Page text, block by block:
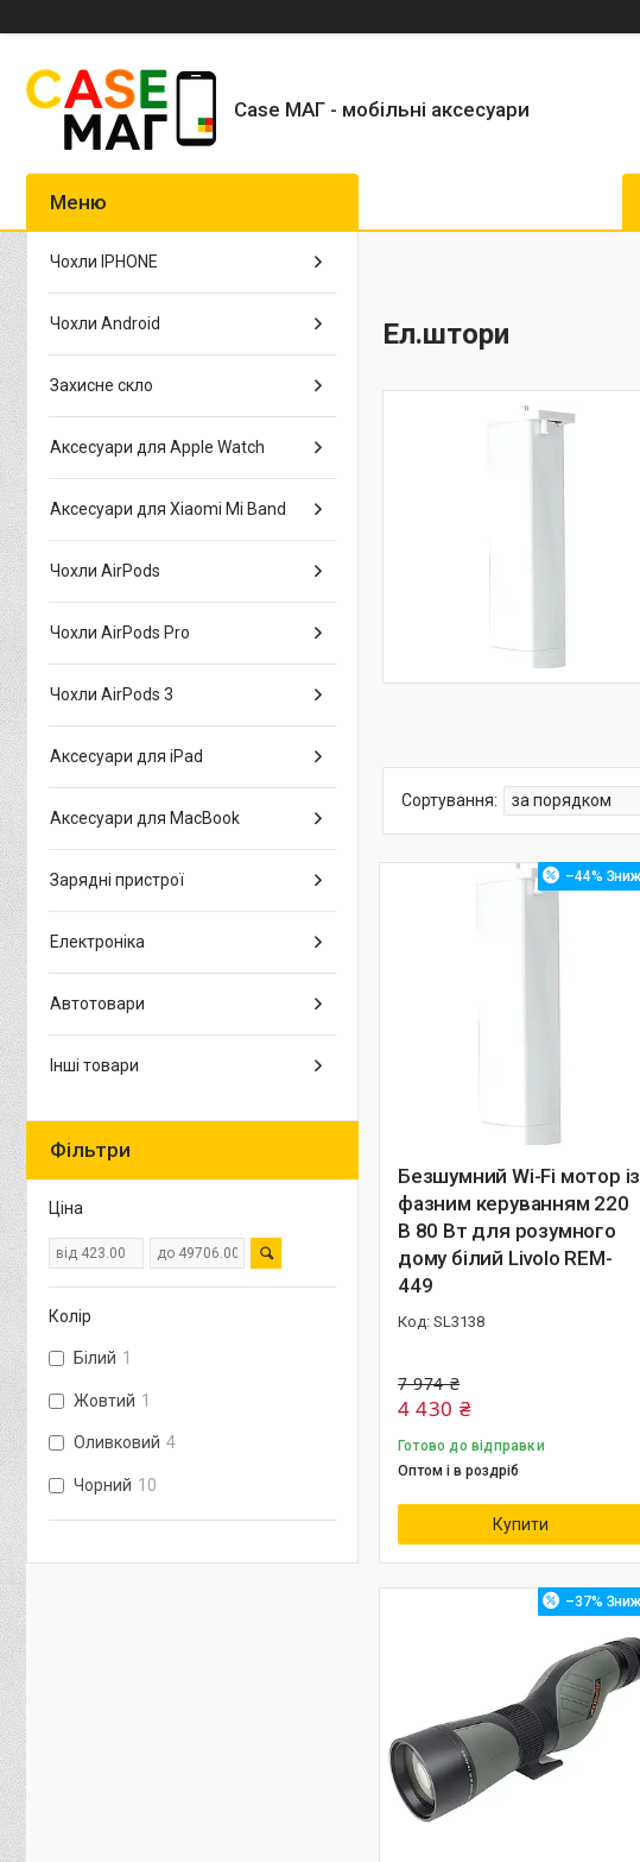
Case МАГ - мобільні аксесуари
Ел.штори
–44%
Безшумний Wi-Fi мотор із
фазним керуванням 220
В 80 Вт для розумного
дому білий Livolo REM-
449
SL3138
7 974 ₴
4 430 ₴
Готово до відправки
Оптом і в роздріб
Купити
–37%
Чохли IPHONE
Чохли Android
Захисне скло
Аксесуари для Apple Watch
Аксесуари для Xiaomi Mi Band
Чохли AirPods
Чохли AirPods Pro
Чохли AirPods 3
Аксесуари для iPad
Аксесуари для MacBook
Зарядні пристрої
Електроніка
Автотовари
Інші товари
Фільтри
Ціна
Колір
Білий 1
Жовтий 1
Оливковий 4
Чорний 10